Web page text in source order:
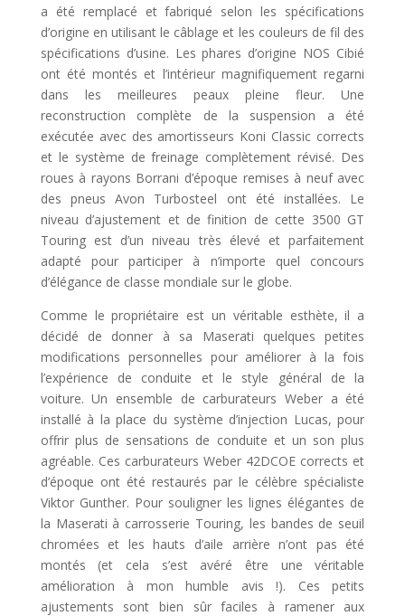
a été remplacé et fabriqué selon les spécifications
d’origine en utilisant le câblage et les couleurs de fil des
spécifications d’usine. Les phares d’origine NOS Cibié
ont été montés et l’intérieur magnifiquement regarni
dans les meilleures peaux pleine fleur. Une
reconstruction complète de la suspension a été
exécutée avec des amortisseurs Koni Classic corrects
et le système de freinage complètement révisé. Des
roues à rayons Borrani d’époque remises à neuf avec
des pneus Avon Turbosteel ont été installées. Le
niveau d’ajustement et de finition de cette 3500 GT
Touring est d’un niveau très élevé et parfaitement
adapté pour participer à n’importe quel concours
d’élégance de classe mondiale sur le globe.
Comme le propriétaire est un véritable esthète, il a
décidé de donner à sa Maserati quelques petites
modifications personnelles pour améliorer à la fois
l’expérience de conduite et le style général de la
voiture. Un ensemble de carburateurs Weber a été
installé à la place du système d’injection Lucas, pour
offrir plus de sensations de conduite et un son plus
agréable. Ces carburateurs Weber 42DCOE corrects et
d’époque ont été restaurés par le célèbre spécialiste
Viktor Gunther. Pour souligner les lignes élégantes de
la Maserati à carrosserie Touring, les bandes de seuil
chromées et les hauts d’aile arrière n’ont pas été
montés (et cela s’est avéré être une véritable
amélioration à mon humble avis !). Ces petits
ajustements sont bien sûr faciles à ramener aux